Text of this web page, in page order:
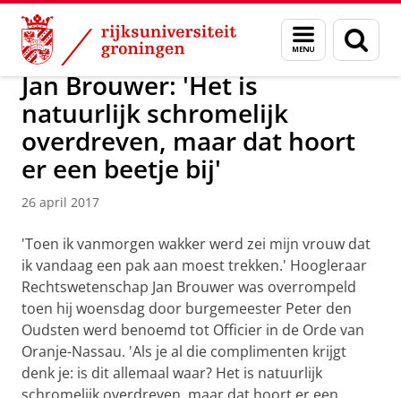
Skip
Content
Skip
Navigation
Menu
en
zoeken
Over ons Actueel Nieuws Nieuwsberichten
Jan Brouwer: 'Het is
natuurlijk schromelijk
overdreven, maar dat hoort
er een beetje bij'
26 april 2017
'Toen ik vanmorgen wakker werd zei mijn vrouw dat
ik vandaag een pak aan moest trekken.' Hoogleraar
Rechtswetenschap Jan Brouwer was overrompeld
toen hij woensdag door burgemeester Peter den
Oudsten werd benoemd tot Officier in de Orde van
Oranje-Nassau. 'Als je al die complimenten krijgt
denk je: is dit allemaal waar? Het is natuurlijk